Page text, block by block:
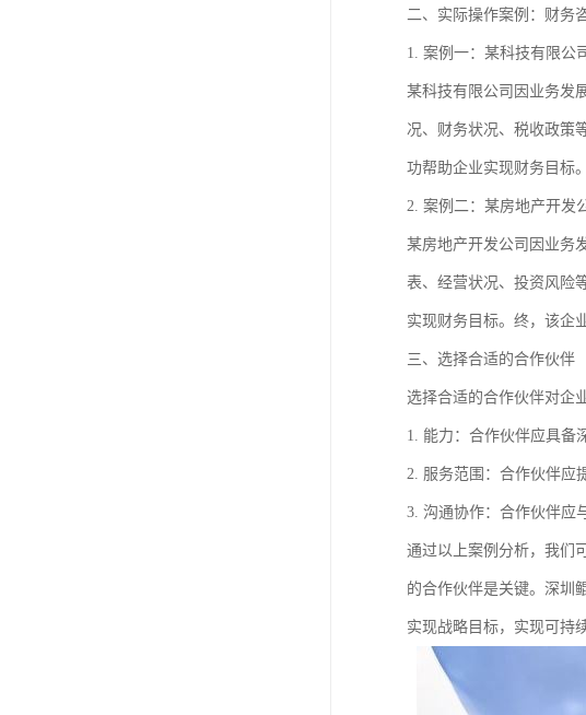
二、实际操作案例：财务
1. 案例一：某科技有限公
某科技有限公司因业务发
况、财务状况、税收政策
功帮助企业实现财务目标
2. 案例二：某房地产开发
某房地产开发公司因业务
表、经营状况、投资风险
实现财务目标。终，该企
三、选择合适的合作伙伴
选择合适的合作伙伴对企
1. 能力：合作伙伴应具备
2. 服务范围：合作伙伴应
3. 沟通协作：合作伙伴应
通过以上案例分析，我们
的合作伙伴是关键。深圳
实现战略目标，实现可持